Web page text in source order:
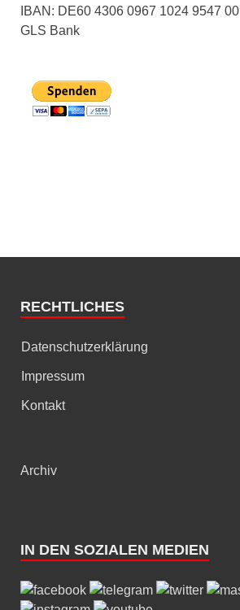
IBAN: DE60 4306 0967 1024 9547 00
GLS Bank
RECHTLICHES
Datenschutzerklärung
Impressum
Kontakt
Archiv
IN DEN SOZIALEN MEDIEN